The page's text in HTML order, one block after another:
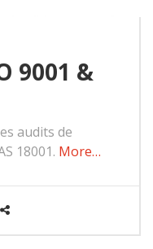
9001 &
audits de
18001. More…